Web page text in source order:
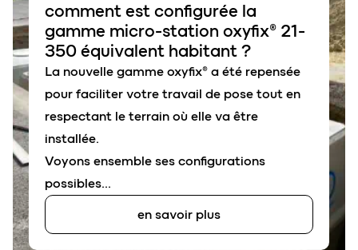
comment est configurée la
gamme micro-station oxyfix® 21-
350 équivalent habitant ?
La nouvelle gamme oxyfix® a été repensée
pour faciliter votre travail de pose tout en
respectant le terrain où elle va être
installée.
Voyons ensemble ses configurations
possibles…
en savoir plus